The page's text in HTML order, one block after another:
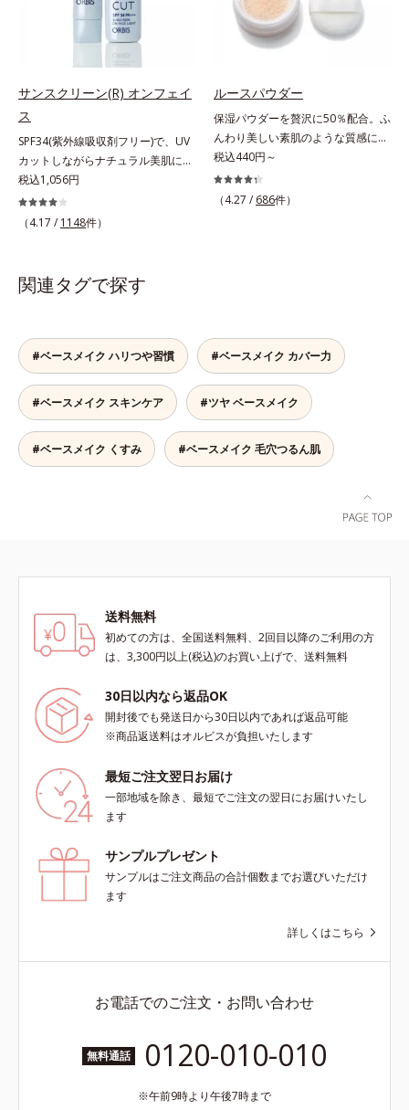
ス*3 シリカ配合＝皮脂を吸着する
粉体*4 化粧持ち性能
脂選択テカリ防止成分(*5)テカリの
主成分を選択的に吸収し、うるおい
層の範囲内*3 スキンプロテクト※
複合成分配合＝肌を保護し、乾燥を
防ぐ複合成分 ※ ビルベリー葉エ
キス、タベブイアインペチギノサ樹
皮エキス*4 グリセリルグルコシド
（保湿成分）、（ジメチコン／ビニ
シーラー・パウダーの6役をこなす
ので、スキンケアの後はBBクリー
ムを塗るだけでベースメイクまで一
気に完成。使うほどに肌を美しく整
え、長時間キープします。
リア成分(*)もプラスして、乾燥やダ
メージから肌を守ります。くすみが
ちな大人の肌を、血色感のある肌に
す。※オルビスのすべてのファンデ
けます。* ホウケイ酸(Ca、Na)、酸
化銀
サンスクリーン(R) オンフェイ
ス
SPF34(紫外線吸収剤フリー)で、UV
カットしながらナチュラル美肌に。
これ1本で“小でかけ”にも、化粧下
地としても。この1本があれば、“ち
ょっとそこまで”もOKなすっぴん美
焼け止めです。 紫外線、近赤外
線、大気汚染物質(*2)を含むダメー
む絶妙な色設計で、白浮きなしの明
るい自然なつや肌に。さらに超軽量
粉体を採用しているので、とっても
軽い付けごこち。単品でも、化粧下
地としてもご使用いただけます。ベ
タつくことなくうるおい感覚が続く
「クリームタイプ」と、みずみずし
ちり・ほこり
税込1,056円
（4.17 / 1148件）
ルースパウダー
保湿パウダーを贅沢に50％配合。ふ
んわり美しい素肌のような質感にな
りながらもうるおいとツヤを叶える
フェイスパウダー。朝の仕上がりの
クオリティが全然違う！ まるで美
ーを新配合。リキッドのツヤ感を活
かしながらも、ふんわりと軽やかな
サラツヤ肌へと、仕上がり質感を格
上げします。うるおいパウダーを
50％配合し、さらに浸透型ヒアルロ
ン酸エキスも加えることで、お粉な
がら肌をしっとりと仕上げます。
税込440円～
（4.27 / 686件）
関連タグで探す
#ベースメイク ハリつや習慣 #ベースメイク カバー力
#ベースメイク スキンケア #ツヤ ベースメイク
#ベースメイク くすみ #ベースメイク 毛穴つるん肌
送料無料
初めての方は、全国送料無料、2回目以降のご利用の方
は、3,300円以上(税込)のお買い上げで、送料無料
30日以内なら返品OK
開封後でも発送日から30日以内であれば返品可能
※商品返送料はオルビスが負担いたします
最短ご注文翌日お届け
一部地域を除き、最短でご注文の翌日にお届けいたし
ます
サンプルプレゼント
サンプルはご注文商品の合計個数までお選びいただけ
ます
詳しくはこちら
お電話でのご注文・お問い合わせ
無料通話 0120-010-010
午前9時より午後7時まで